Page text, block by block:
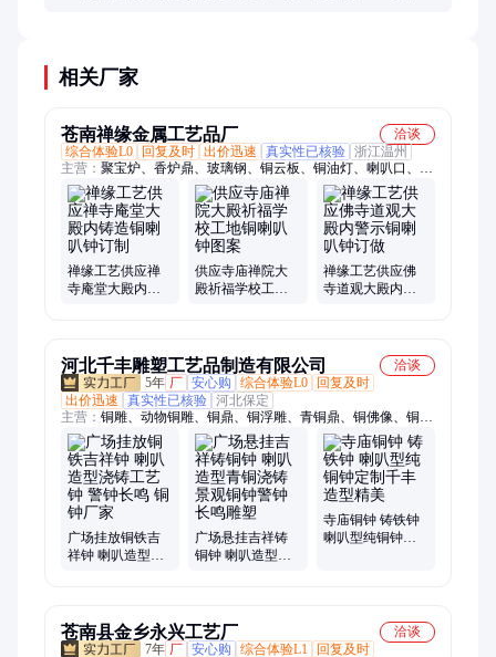
相关厂家
苍南禅缘金属工艺品厂
洽谈
综合体验L0
回复及时 出价迅速 真实性已核验 浙江温州
主营： 聚宝炉、香炉鼎、玻璃钢、铜云板、铜油灯、喇叭口、铜
大钟、冬瓜钟、铸铜带、铜香炉、铜风铃、铁香炉、铁宝塔、古
宫鼎、税务局、纸钱炉、焚纸炉、司法局、元宝炉、故宫鼎、烧
纸炉、蜡烛亭、寺庙铁、观音菩萨、铸铁香炉
禅缘工艺供应禅
寺庵堂大殿内铸
供应寺庙禅院大
殿祈福学校工地
禅缘工艺供应佛
寺道观大殿内警
河北千丰雕塑工艺品制造有限公司
洽谈
5年 厂 安心购 综合体验L0
回复及时
出价迅速
真实性已核验 河北保定
主营： 铜雕、动物铜雕、铜鼎、铜浮雕、青铜鼎、铜佛像、铜
缸、铜大缸、铜钟、铜狮子、铜麒麟、铜牛、铜马、铜香炉、铜
塔刹、铜大象、纯铜关公像、仿古青铜浑天仪、铸铜牛、铸铜西
门豹雕塑、纯铜空脸雕塑、纯铜铸造雄狮雕塑、铸铁雕塑、百福
缸、动物雕塑
广场挂放铜铁吉
祥钟 喇叭造型浇
广场悬挂吉祥铸
铜钟 喇叭造型青
寺庙铜钟 铸铁钟
喇叭型纯铜钟定
苍南县金乡永兴工艺厂
洽谈
7年 厂 安心购 综合体验L1
回复及时